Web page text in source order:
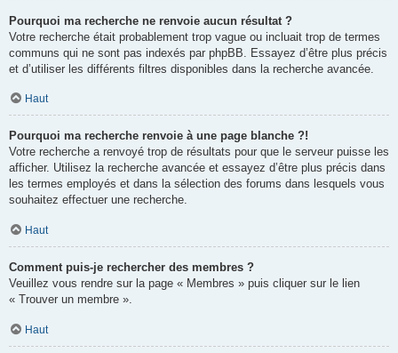
Pourquoi ma recherche ne renvoie aucun résultat ?
Votre recherche était probablement trop vague ou incluait trop de termes
communs qui ne sont pas indexés par phpBB. Essayez d’être plus précis
et d’utiliser les différents filtres disponibles dans la recherche avancée.
Haut
Pourquoi ma recherche renvoie à une page blanche ?!
Votre recherche a renvoyé trop de résultats pour que le serveur puisse les
afficher. Utilisez la recherche avancée et essayez d’être plus précis dans
les termes employés et dans la sélection des forums dans lesquels vous
souhaitez effectuer une recherche.
Haut
Comment puis-je rechercher des membres ?
Veuillez vous rendre sur la page « Membres » puis cliquer sur le lien
« Trouver un membre ».
Haut